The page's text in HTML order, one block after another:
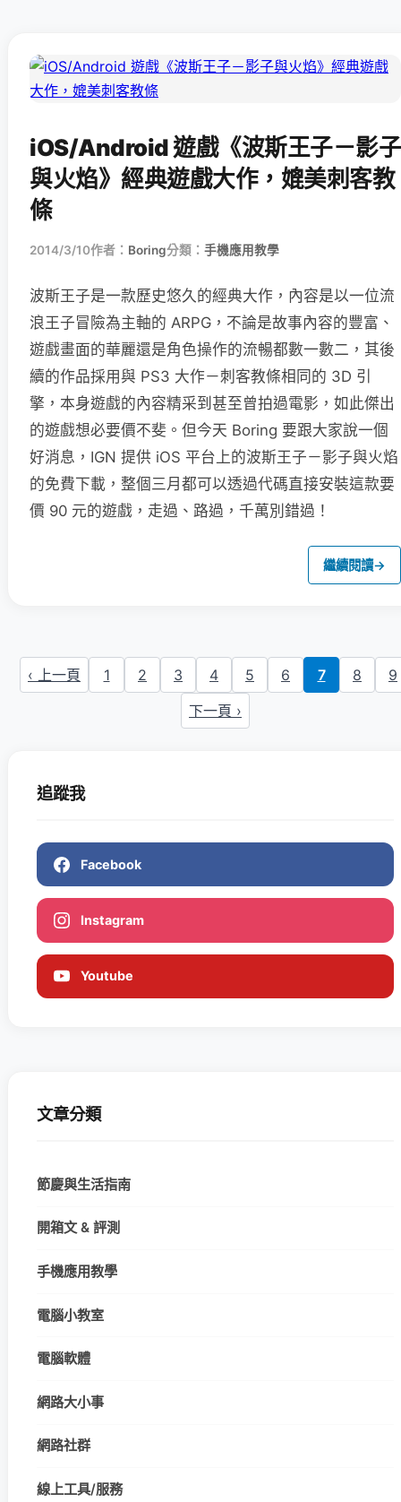
iOS/Android 遊戲《波斯王子－影子
與火焰》經典遊戲大作，媲美刺客教
條
2014/3/10作者： Boring分類： 手機應用教學
波斯王子是一款歷史悠久的經典大作，內容是以一位流
浪王子冒險為主軸的 ARPG，不論是故事內容的豐富、
遊戲畫面的華麗還是角色操作的流暢都數一數二，其後
續的作品採用與 PS3 大作－刺客教條相同的 3D 引
擎，本身遊戲的內容精采到甚至曾拍過電影，如此傑出
的遊戲想必要價不斐。但今天 Boring 要跟大家說一個
好消息，IGN 提供 iOS 平台上的波斯王子－影子與火焰
的免費下載，整個三月都可以透過代碼直接安裝這款要
價 90 元的遊戲，走過、路過，千萬別錯過！
繼續閱讀→
‹ 上一頁 1 2 3 4 5 6 7 8
9
下一頁 ›
追蹤我
Facebook
Instagram
Youtube
文章分類
節慶與生活指南
開箱文 & 評測
手機應用教學
電腦小教室
電腦軟體
網路大小事
網路社群
線上工具/服務